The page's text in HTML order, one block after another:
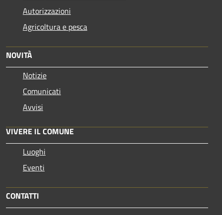
Autorizzazioni
Agricoltura e pesca
NOVITÀ
Notizie
Comunicati
Avvisi
VIVERE IL COMUNE
Luoghi
Eventi
CONTATTI